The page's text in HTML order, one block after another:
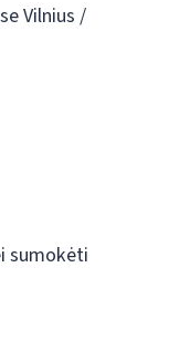
Vilnius /
sumokėti